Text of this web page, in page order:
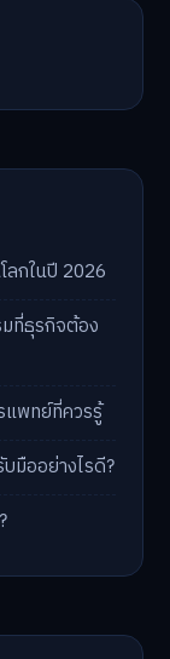
ลกในปี 2026
ที่ธุรกิจต้อง
แพทย์ที่ควรรู้
มืออย่างไรดี?